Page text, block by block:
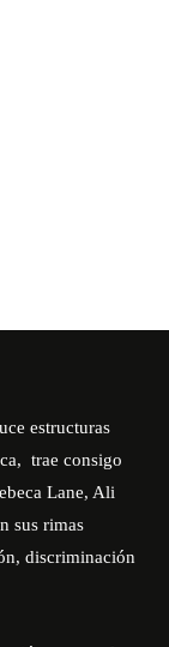
estructuras
trae consigo
Lane, Ali
sus rimas
discriminación